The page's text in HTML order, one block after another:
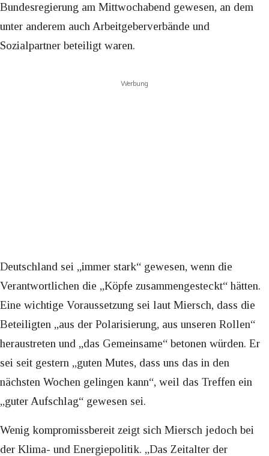
Bundesregierung am Mittwochabend gewesen, an dem
unter anderem auch Arbeitgeberverbände und
Sozialpartner beteiligt waren.
Werbung
Deutschland sei „immer stark“ gewesen, wenn die
Verantwortlichen die „Köpfe zusammengesteckt“ hätten.
Eine wichtige Voraussetzung sei laut Miersch, dass die
Beteiligten „aus der Polarisierung, aus unseren Rollen“
heraustreten und „das Gemeinsame“ betonen würden. Er
sei seit gestern „guten Mutes, dass uns das in den
nächsten Wochen gelingen kann“, weil das Treffen ein
„guter Aufschlag“ gewesen sei.
Wenig kompromissbereit zeigt sich Miersch jedoch bei
der Klima- und Energiepolitik. „Das Zeitalter der